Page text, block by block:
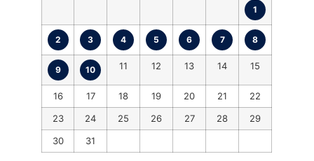
1
2 3 4 5 6 7 8
9 10 11 12 13 14 15
16 17 18 19 20 21
22
23
24 25 26 27 28
29
30
31